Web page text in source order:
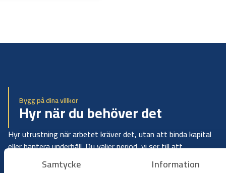
Samtycke Information
Bygg på dina villkor
Hyr när du behöver det
Hyr utrustning när arbetet kräver det, utan att binda kapital
eller hantera underhåll. Du väljer period, vi ser till att
maskinerna är redo att användas när du behöver dem.